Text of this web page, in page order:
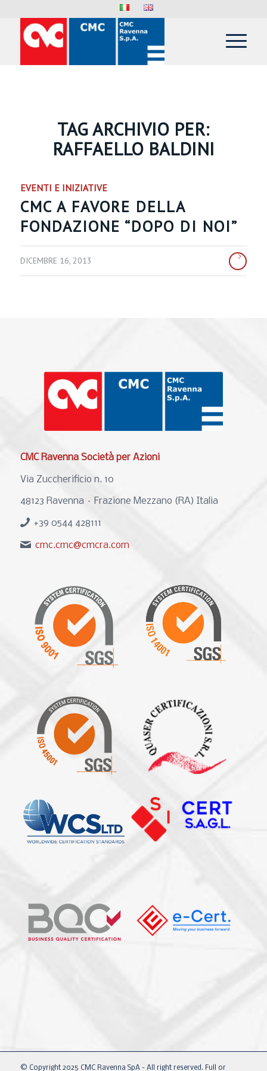
TAG ARCHIVIO PER:
RAFFAELLO BALDINI
EVENTI E INIZIATIVE
CMC A FAVORE DELLA
FONDAZIONE “DOPO DI NOI”
DICEMBRE 16, 2013
CMC Ravenna Società per Azioni
Via Zuccherificio n. 10
48123 Ravenna – Frazione Mezzano (RA) Italia
+39 0544 428111
cmc.cmc@cmcra.com
© Copyright 2025 CMC Ravenna SpA - All right reserved. Full or